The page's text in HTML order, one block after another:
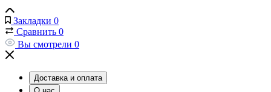
Закладки 0
Сравнить 0
Вы смотрели 0
Доставка и оплата